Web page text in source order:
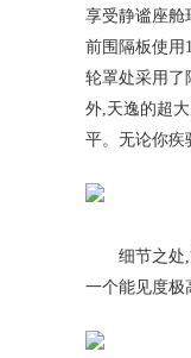
享受静谧座舱
前围隔板使用
轮罩处采用了
外,天逸的超
平。无论你疾
细节之处
一个能见度极